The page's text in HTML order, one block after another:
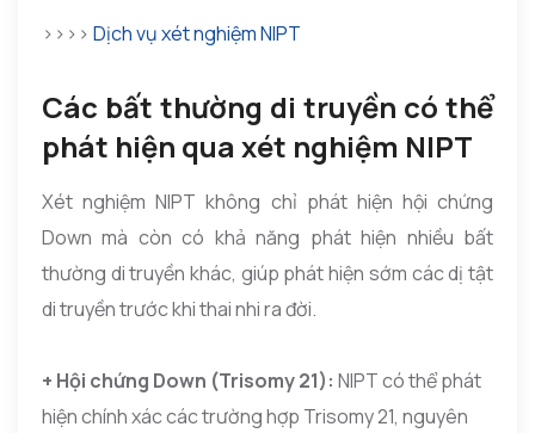
>>>> Dịch vụ xét nghiệm NIPT
Các bất thường di truyền có thể
phát hiện qua xét nghiệm NIPT
Xét nghiệm NIPT không chỉ phát hiện hội chứng
Down mà còn có khả năng phát hiện nhiều bất
thường di truyền khác, giúp phát hiện sớm các dị tật
di truyền trước khi thai nhi ra đời.
+ Hội chứng Down (Trisomy 21): NIPT có thể phát
hiện chính xác các trường hợp Trisomy 21, nguyên